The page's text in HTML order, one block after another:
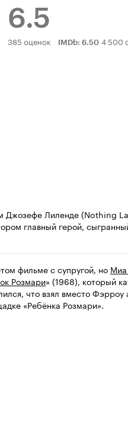
6.5
Рейтинг
385 оценок IMDb: 6.50 4 500
Джозефе Лиленде (Nothing
главный герой,
фильме с супругой, но
Розмари» (1968), который
что взял вместо Фэрроу
«Ребёнка Розмари».